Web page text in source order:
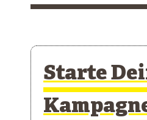
Starte